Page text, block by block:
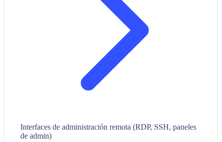
Interfaces de administración remota (RDP, SSH, paneles
de admin)